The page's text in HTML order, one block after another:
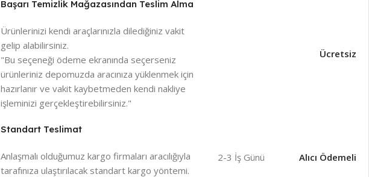
Başarı Temizlik Mağazasından Teslim Alma
Ürünlerinizi kendi araçlarınızla dilediğiniz vakit
gelip alabilirsiniz.
"Bu seçeneği ödeme ekranında seçerseniz
ürünleriniz depomuzda aracınıza yüklenmek için
hazırlanır ve vakit kaybetmeden kendi nakliye
işleminizi gerçekleştirebilirsiniz."
Ücretsiz
Standart Teslimat
Anlaşmalı olduğumuz kargo firmaları aracılığıyla
tarafınıza ulaştırılacak standart kargo yöntemi.
2-3 İş Günü Alıcı Ödemeli